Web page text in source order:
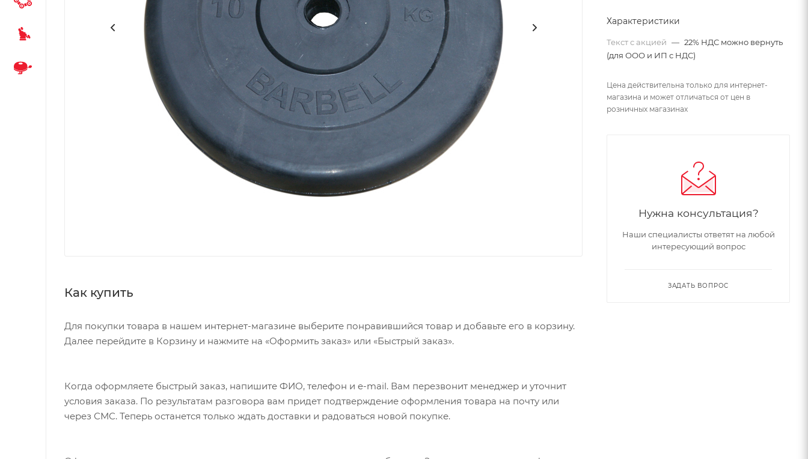
Как купить
Для покупки товара в нашем интернет-магазине выберите понравившийся товар и добавьте его в корзину.
Далее перейдите в Корзину и нажмите на «Оформить заказ» или «Быстрый заказ».
Когда оформляете быстрый заказ, напишите ФИО, телефон и e-mail. Вам перезвонит менеджер и уточнит
условия заказа. По результатам разговора вам придет подтверждение оформления товара на почту или
через СМС. Теперь останется только ждать доставки и радоваться новой покупке.
Характеристики
Текст с акцией — 22% НДС можно вернуть
(для ООО и ИП с НДС)
Цена действительна только для интернет-
магазина и может отличаться от цен в
розничных магазинах
Нужна консультация?
Наши специалисты ответят на любой
интересующий вопрос
ЗАДАТЬ ВОПРОС